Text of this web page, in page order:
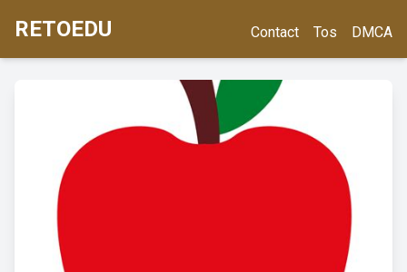
RETOEDU Contact Tos DMCA